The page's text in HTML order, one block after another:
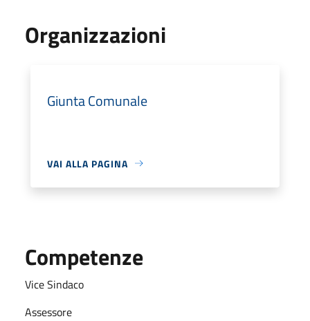
Organizzazioni
Giunta Comunale
VAI ALLA PAGINA
Competenze
Vice Sindaco
Assessore